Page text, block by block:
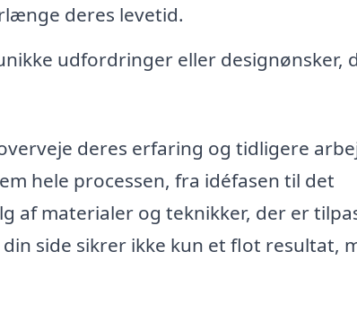
deres levetid.
udfordringer eller designønsker,
deres erfaring og tidligere
hele processen, fra idéfasen til det
af materialer og teknikker, der er
side sikrer ikke kun et flot resultat,